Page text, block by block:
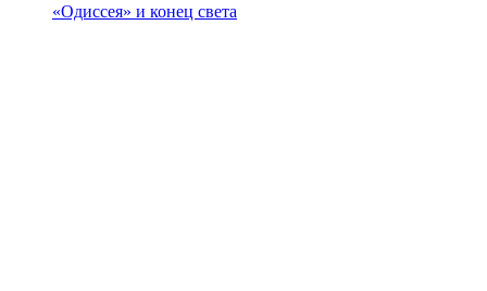
«Одиссея» и конец света